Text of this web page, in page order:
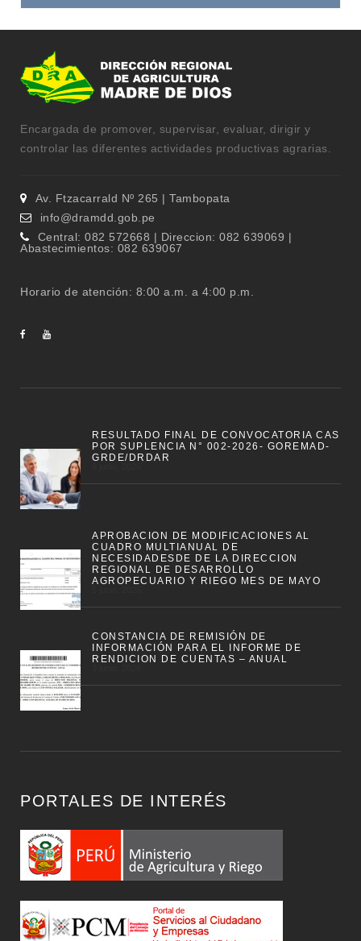
Encargada de promover, supervisar, evaluar, dirigir y
controlar las diferentes actividades productivas agrarias.
Av. Ftzacarrald Nº 265 | Tambopata
info@dramdd.gob.pe
Central: 082 572668 | Direccion: 082 639069 |
Abastecimientos: 082 639067
Horario de atención: 8:00 a.m. a 4:00 p.m.
RESULTADO FINAL DE CONVOCATORIA CAS
POR SUPLENCIA N° 002-2026- GOREMAD-
GRDE/DRDAR
APROBACION DE MODIFICACIONES AL
CUADRO MULTIANUAL DE
NECESIDADESDE DE LA DIRECCION
REGIONAL DE DESARROLLO
AGROPECUARIO Y RIEGO MES DE MAYO
CONSTANCIA DE REMISIÓN DE
INFORMACIÓN PARA EL INFORME DE
RENDICION DE CUENTAS – ANUAL
PORTALES DE INTERÉS